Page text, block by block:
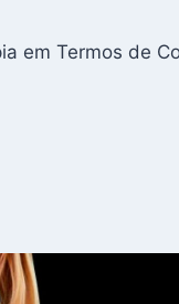
em Termos de